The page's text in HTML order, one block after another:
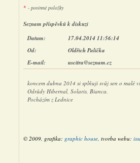
* - povinné položky
Seznam příspěvků k diskuzi
Datum:
17.04.2014 11:56:14
Od:
Oldřich Palička
E-mail:
uscitra@seznam.cz
koncem dubna 2014 si splňuji svůj sen o malé
Odrůdy Hibernal, Solaris, Bianca.
Pocházím z Lednice
© 2009, grafika: graphic house, tvorba webu: